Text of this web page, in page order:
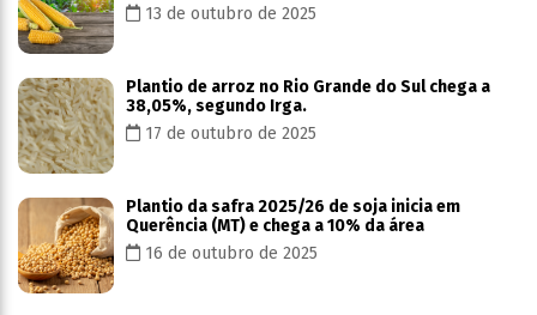
13 de outubro de 2025
Plantio de arroz no Rio Grande do Sul chega a
38,05%, segundo Irga.
17 de outubro de 2025
Plantio da safra 2025/26 de soja inicia em
Querência (MT) e chega a 10% da área
16 de outubro de 2025